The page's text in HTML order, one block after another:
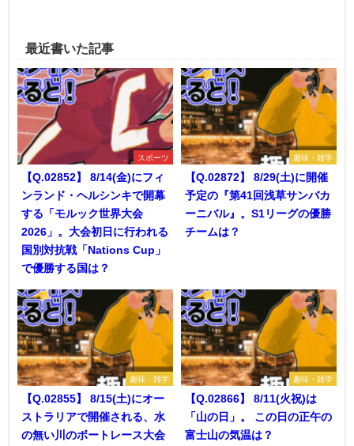
最近書いた記事
スポーツ
【Q.02852】 8/14(金)にフィ
ンランド・ヘルシンキで開幕
する「モルック世界大会
2026」。大会初日に行われる
国別対抗戦「Nations Cup」
で優勝する国は？
趣味・雑学
【Q.02872】 8/29(土)に開催
予定の『第41回浅草サンバカ
ーニバル』。S1リーグの優勝
チームは？
趣味・雑学
【Q.02855】 8/15(土)にオー
ストラリアで開催される、水
の無い川のボートレース大会
趣味・雑学
【Q.02866】 8/11(火祝)は
「山の日」。 この日の正午の
富士山の気温は？